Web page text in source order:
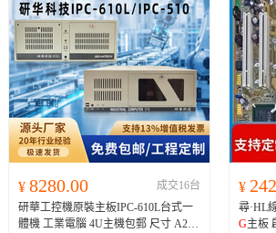
¥ 8280.00
成交16台
研華工控機原裝主板IPC-610L台式一
體機 工業電腦 4U主機包郵 尺寸 A21
¥
尋·HL
G